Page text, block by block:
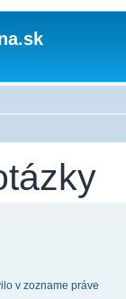
v zozname práve